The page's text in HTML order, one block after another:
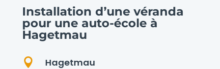
Installation d’une véranda
pour une auto-école à
Hagetmau
 Hagetmau